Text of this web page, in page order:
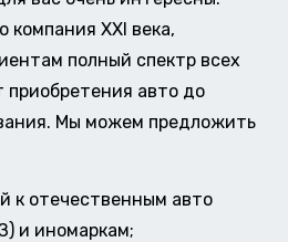
XXI века,
полный спектр всех
авто до
Мы можем предложить
к отечественным авто
и иномаркам;